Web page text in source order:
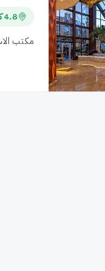
4.8 كم من وسط الإسكندرية
مكتب